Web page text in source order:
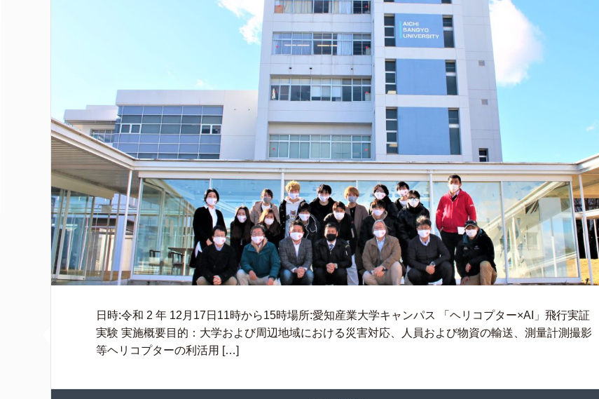
日時:令和 2 年 12月17日11時から15時場所:愛知産業大学キャンパス 「ヘリコプター×AI」飛行実証
実験 実施概要目的：大学および周辺地域における災害対応、人員および物資の輸送、測量計測撮影
等ヘリコプターの利活用 […]